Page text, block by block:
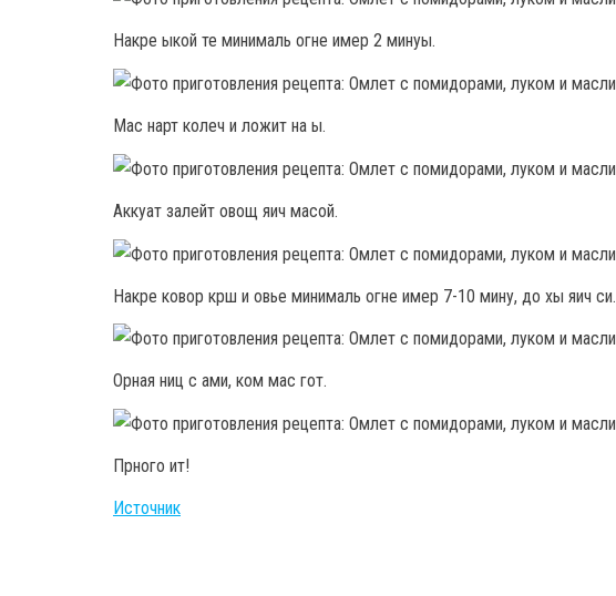
Накре ыкой те минималь огне имер 2 минуы.
Мас нарт колеч и ложит на ы.
Аккуат залейт овощ яич масой.
Накре ковор крш и овье минималь огне имер 7-10 мину, до хы яич си.
Орная ниц с ами, ком мас гот.
Прного ит!
Источник